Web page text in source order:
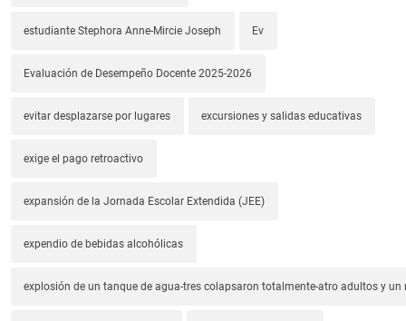
estudiante Stephora Anne-Mircie Joseph Ev
Evaluación de Desempeño Docente 2025-2026
evitar desplazarse por lugares excursiones y salidas educativas
exige el pago retroactivo
expansión de la Jornada Escolar Extendida (JEE)
expendio de bebidas alcohólicas
explosión de un tanque de agua-tres colapsaron totalmente-atro adultos y un